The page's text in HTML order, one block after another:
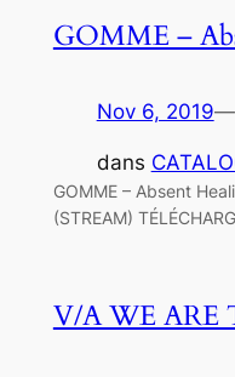
GOMME –
Nov 6, 2019—
dans
GOMME – Absent
(STREAM)
V/A WE ARE